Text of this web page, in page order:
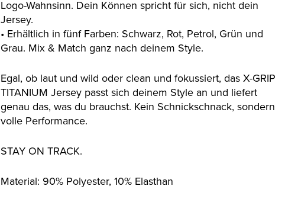
Logo-Wahnsinn. Dein Können spricht für sich, nicht dein
Jersey.
• Erhältlich in fünf Farben: Schwarz, Rot, Petrol, Grün und
Grau. Mix & Match ganz nach deinem Style.
Egal, ob laut und wild oder clean und fokussiert, das X-GRIP
TITANIUM Jersey passt sich deinem Style an und liefert
genau das, was du brauchst. Kein Schnickschnack, sondern
volle Performance.
STAY ON TRACK.
Material: 90% Polyester, 10% Elasthan